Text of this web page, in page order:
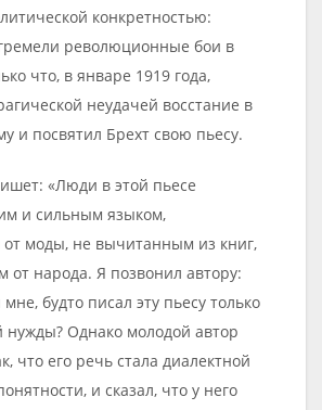
конкретностью:
революционные бои в
что, в январе 1919 года,
неудачей восстание в
и посвятил Брехт свою пьесу.
«Люди в этой пьесе
и сильным языком,
моды, не вычитанным из книг,
народа. Я позвонил автору:
будто писал эту пьесу только
нужды? Однако молодой автор
что его речь стала диалектной
и сказал, что у него